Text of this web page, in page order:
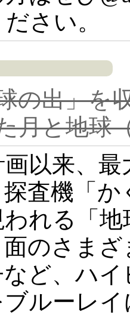
さい。
の出」を
月と地球
以来、
探査機「
れる「
面のさま
ど、ハ
ルーレ